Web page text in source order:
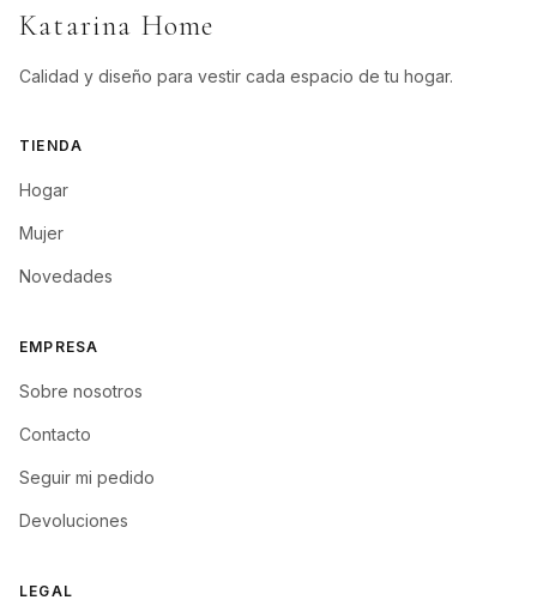
Katarina Home
Calidad y diseño para vestir cada espacio de tu hogar.
TIENDA
Hogar
Mujer
Novedades
EMPRESA
Sobre nosotros
Contacto
Seguir mi pedido
Devoluciones
LEGAL